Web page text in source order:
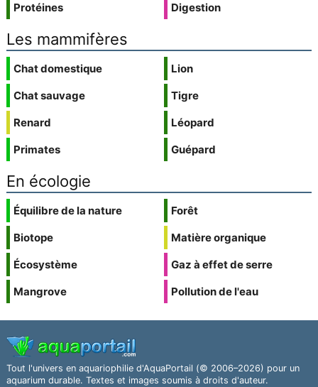
Protéines
Digestion
Les mammifères
Chat domestique
Chat sauvage
Renard
Primates
Lion
Tigre
Léopard
Guépard
En écologie
Équilibre de la nature
Biotope
Écosystème
Mangrove
Forêt
Matière organique
Gaz à effet de serre
Pollution de l'eau
Tout l'univers en aquariophilie d'AquaPortail (© 2006–2026) pour un
aquarium durable. Textes et images soumis à droits d'auteur.